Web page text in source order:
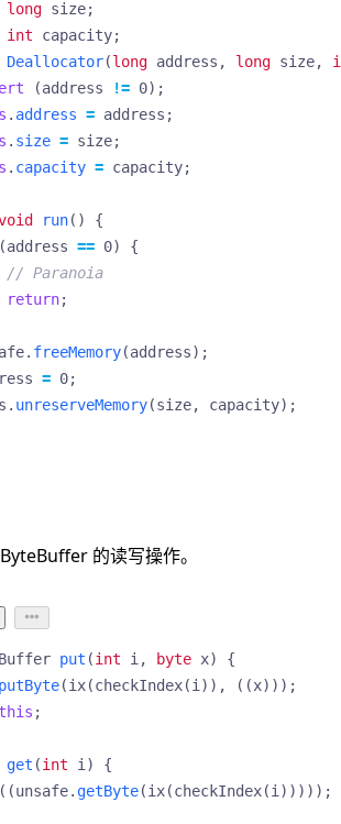
long size;
int capacity;
Deallocator(long address , long size,
(address != 0);
. address = address ;
. size = size;
. capacity = capacity;
run()
{
(address == 0)
{
// Paranoia
return;
. freeMemory(address);
= 0;
. unreserveMemory(size, capacity);
的读写操作。
put (int i , byte x)
{
putByte(ix(checkIndex(i )), ((x)));
this ;
get (int i )
{
((unsafe. getByte(ix(checkIndex(i )))));